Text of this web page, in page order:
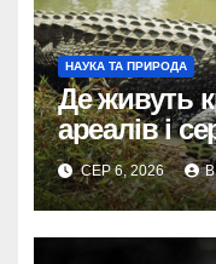
НАУКА ТА ПРИРОДА
Де живуть
ареалів і
СЕР 6, 2026